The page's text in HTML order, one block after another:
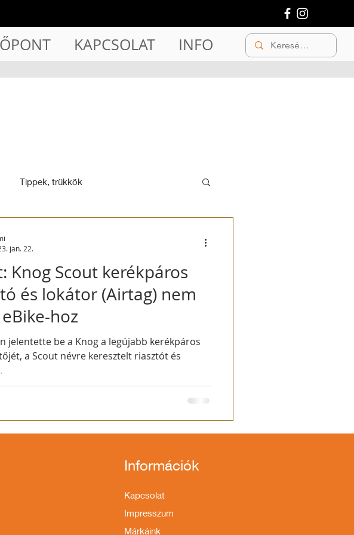
KAPCSOLAT INFO
Tippek, trükkök
Knog Scout kerékpáros
és lokátor (Airtag) nem
hoz
jelentette be a Knog a legújabb kerékpáros
a Scout névre keresztelt riasztót és
jan. 22.
Információk
Kapcsolat
Impresszum
Márkáink